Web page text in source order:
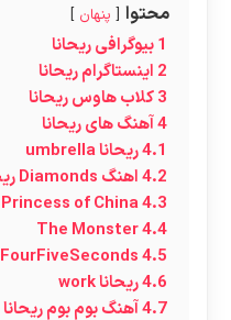
محتوا پنهان
1بیوگرافی ریحانا
2 اینستاگرام ریحانا
3کلاب هاوس ریحانا
4آهنگ های ریحانا
4.1ریحانا umbrella
4.2اهنگ Diamonds ریحانا
4.3
Princess of China
4.4
The Monster
4.5
FourFiveSeconds
4.6ریحانا work
4.7آهنگ بوم بوم ریحانا